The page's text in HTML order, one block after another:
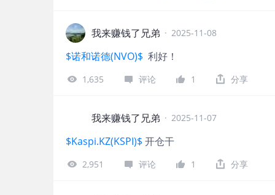
我来赚钱了兄弟 · 2025-11-08
$诺和诺德(NVO)$ 利好！
1,635 评论 1 分享
我来赚钱了兄弟 · 2025-11-07
$Kaspi.KZ(KSPI)$ 开仓干
2,951 评论 1 分享